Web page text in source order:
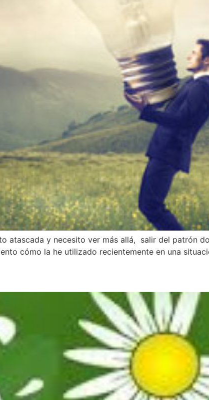
atascada y necesito ver más allá, salir del patrón
cómo la he utilizado recientemente en una